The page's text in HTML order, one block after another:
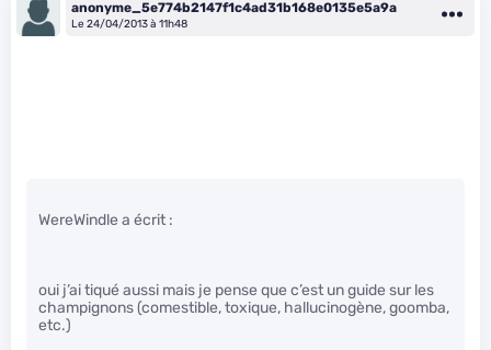
anonyme_5e774b2147f1c4ad31b168e0135e5a9a
Le 24/04/2013 à 11h48
WereWindle a écrit :
oui j’ai tiqué aussi mais je pense que c’est un guide sur les
champignons (comestible, toxique, hallucinogène, goomba,
etc.)